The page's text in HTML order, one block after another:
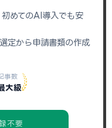
めてのAI導入でも安
定から申請書類の作成
事数
大級
不要